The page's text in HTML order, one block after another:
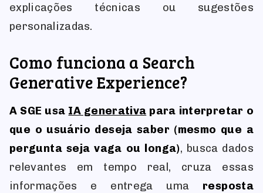
explicações técnicas ou sugestões
personalizadas.
Como funciona a Search
Generative Experience?
A SGE usa IA generativa para interpretar o
que o usuário deseja saber (mesmo que a
pergunta seja vaga ou longa), busca dados
relevantes em tempo real, cruza essas
informações e entrega uma resposta